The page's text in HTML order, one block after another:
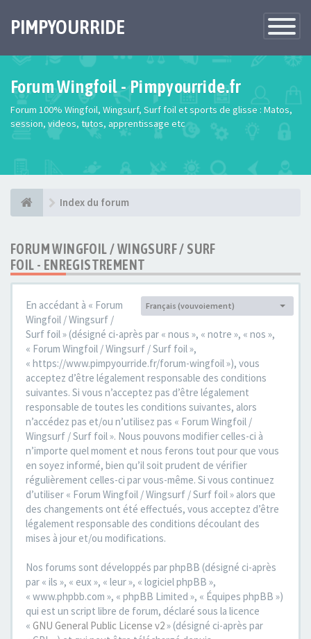
Toggle
PIMPYOURRIDE
Forum Wingfoil - Pimpyourride.fr
Forum 100% Wingfoil, Wingsurf, Surf foil et sports de glisse : Matos,
session, videos, tutos, apprentissage etc
Index du forum
FORUM WINGFOIL / WINGSURF / SURF
FOIL - ENREGISTREMENT
Langue :
Français (vouvoiement)
En accédant à « Forum
Wingfoil / Wingsurf /
Surf foil » (désigné ci-après par « nous », « notre », « nos »,
« Forum Wingfoil / Wingsurf / Surf foil »,
« https://www.pimpyourride.fr/forum-wingfoil »), vous
acceptez d’être légalement responsable des conditions
suivantes. Si vous n’acceptez pas d’être légalement
responsable de toutes les conditions suivantes, alors
n’accédez pas et/ou n’utilisez pas « Forum Wingfoil /
Wingsurf / Surf foil ». Nous pouvons modifier celles-ci à
n’importe quel moment et nous ferons tout pour que vous
en soyez informé, bien qu’il soit prudent de vérifier
régulièrement celles-ci par vous-même. Si vous continuez
d’utiliser « Forum Wingfoil / Wingsurf / Surf foil » alors que
des changements ont été effectués, vous acceptez d’être
légalement responsable des conditions découlant des
mises à jour et/ou modifications.
Nos forums sont développés par phpBB (désigné ci-après
par « ils », « eux », « leur », « logiciel phpBB »,
« www.phpbb.com », « phpBB Limited », « Équipes phpBB »)
qui est un script libre de forum, déclaré sous la licence
« GNU General Public License v2» (désigné ci-après par